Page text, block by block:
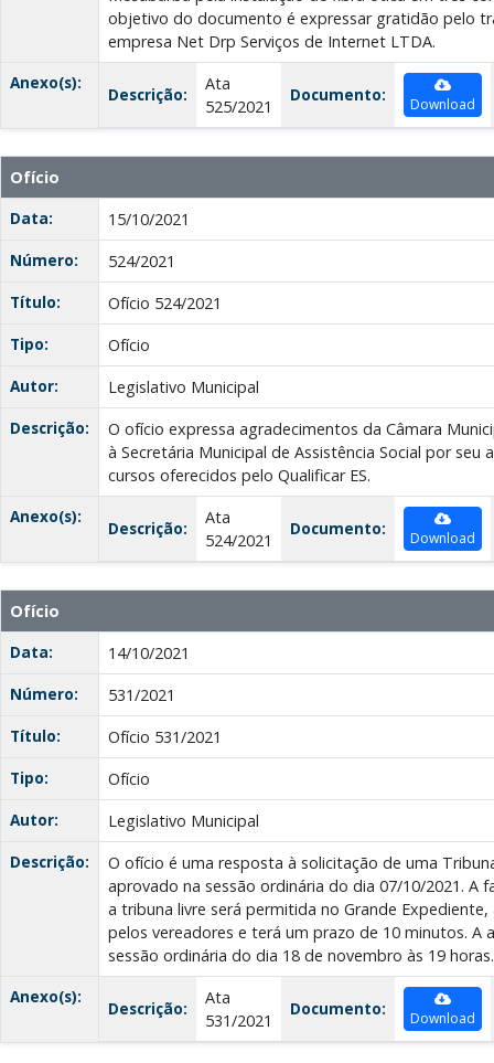
objetivo do documento é expressar gratidão pelo
empresa Net Drp Serviços de Internet LTDA.
Anexo(s):
Descrição:
Ata
525/2021
Documento: Download
Ofício
Data:
15/10/2021
Número:
524/2021
Título:
Ofício 524/2021
Tipo:
Ofício
Autor:
Legislativo Municipal
Descrição:
O ofício expressa agradecimentos da Câmara
à Secretária Municipal de Assistência Social por seu
cursos oferecidos pelo Qualificar ES.
Anexo(s):
Descrição:
Ata
524/2021
Documento: Download
Ofício
Data:
14/10/2021
Número:
531/2021
Título:
Ofício 531/2021
Tipo:
Ofício
Autor:
Legislativo Municipal
Descrição:
O ofício é uma resposta à solicitação de uma
aprovado na sessão ordinária do dia 07/10/2021. A
a tribuna livre será permitida no Grande
pelos vereadores e terá um prazo de 10 minutos. A
sessão ordinária do dia 18 de novembro às 19 horas.
Anexo(s):
Descrição:
Ata
531/2021
Documento: Download